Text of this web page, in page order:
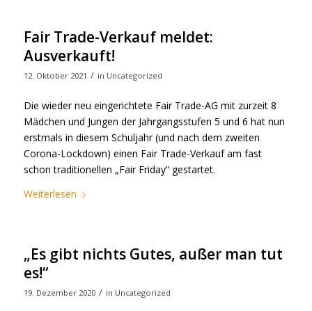
Fair Trade-Verkauf meldet:
Ausverkauft!
12. Oktober 2021 / in Uncategorized
Die wieder neu eingerichtete Fair Trade-AG mit zurzeit 8
Mädchen und Jungen der Jahrgangsstufen 5 und 6 hat nun
erstmals in diesem Schuljahr (und nach dem zweiten
Corona-Lockdown) einen Fair Trade-Verkauf am fast
schon traditionellen „Fair Friday“ gestartet.
Weiterlesen
„Es gibt nichts Gutes, außer man tut
es!“
19. Dezember 2020 / in Uncategorized